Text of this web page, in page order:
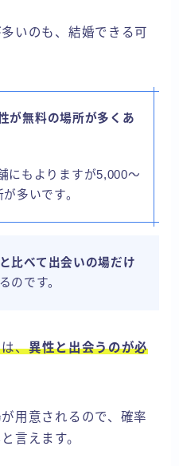
いのも、結婚できる可
が無料の場所が多くあ
にもよりますが5,000～
多いです。
比べて出会いの場だけ
のです。
、異性と出会うのが必
用意されるので、確率
言えます。